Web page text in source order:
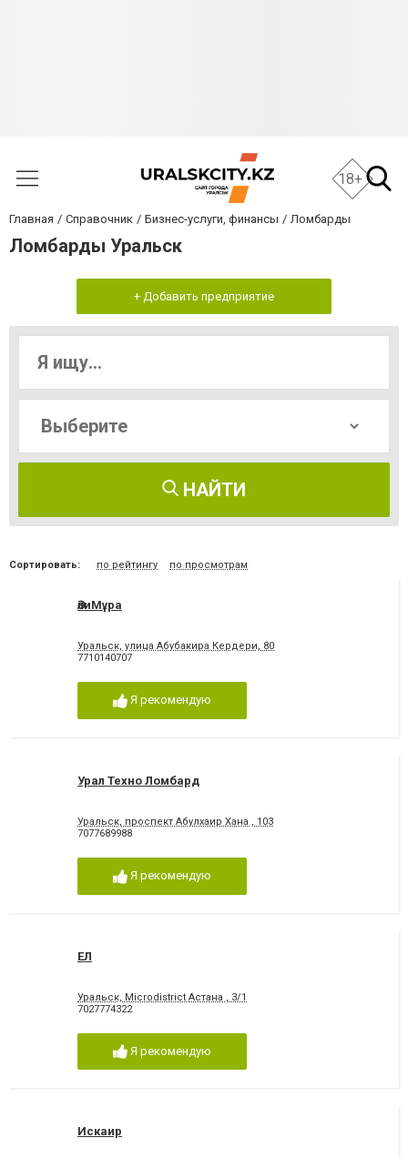
18+
Главная Справочник Бизнес-услуги, финансы Ломбарды
Ломбарды Уральск
+ Добавить предприятие
НАЙТИ
Сортировать: по рейтингу по просмотрам
ӘлиМұра
Уральск, улица Абубакира Кердери, 80
7710140707
Я рекомендую
Урал Техно Ломбард
Уральск, проспект Абулхаир Хана , 103
7077689988
Я рекомендую
ЕЛ
Уральск, Microdistrict Астана , 3/1
7027774322
Я рекомендую
Искаир